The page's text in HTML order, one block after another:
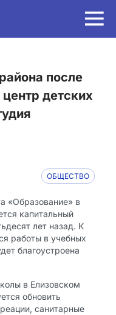
детских
ОБЩЕСТВО
«Образование» в
капитальный
лет назад. К
работы в учебных
благоустроена
в Елизовском
обновить
санитарные